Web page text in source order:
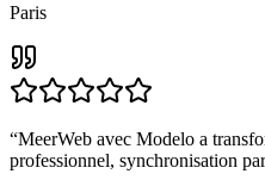
Paris
“MeerWeb avec Modelo a
professionnel, synchronisation